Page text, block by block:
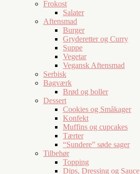
Frokost
Salater
Aftensmad
Burger
Gryderetter og Curry
Suppe
Vegetar
Vegansk Aftensmad
Serbisk
Bagværk
Brød og boller
Dessert
Cookies og Småkager
Konfekt
Muffins og cupcakes
Tærter
“Sundere” søde sager
Tilbehør
Topping
Dips, Dressing og Sauce